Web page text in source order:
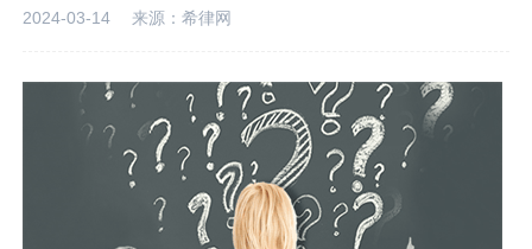
2024-03-14 来源：希律网